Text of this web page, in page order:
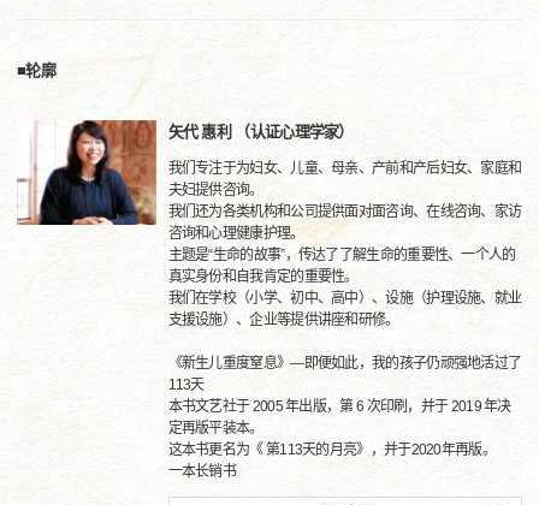
■轮廓
矢代 惠利 （认证心理学家）
我们专注于为妇女、儿童、母亲、产前和产后妇女、家庭和
夫妇提供咨询。
我们还为各类机构和公司提供面对面咨询、在线咨询、家访
咨询和心理健康护理。
主题是“生命的故事”，传达了了解生命的重要性、一个人的
真实身份和自我肯定的重要性。
我们在学校（小学、初中、高中）、设施（护理设施、就业
支援设施）、企业等提供讲座和研修。
《新生儿重度窒息》—即便如此，我的孩子仍顽强地活过了
113天
本书文艺社于 2005 年出版，第 6 次印刷，并于 2019 年决
定再版平装本。
这本书更名为《 第113天的月亮》，并于2020年再版。
一本长销书